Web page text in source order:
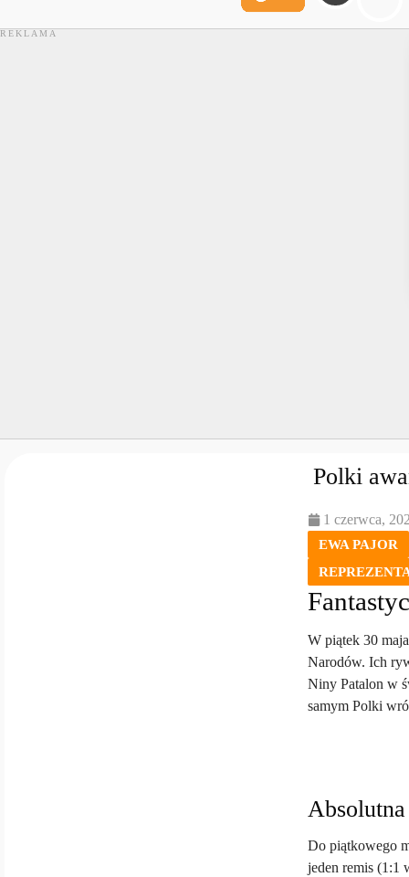
Polki
1 czerwca,
EWA PAJOR
W piątek 30
Narodów. Ich
Niny Patalon w
samym Polki
Do piątkowego
jeden remis (1:1